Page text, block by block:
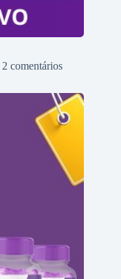
2 comentários